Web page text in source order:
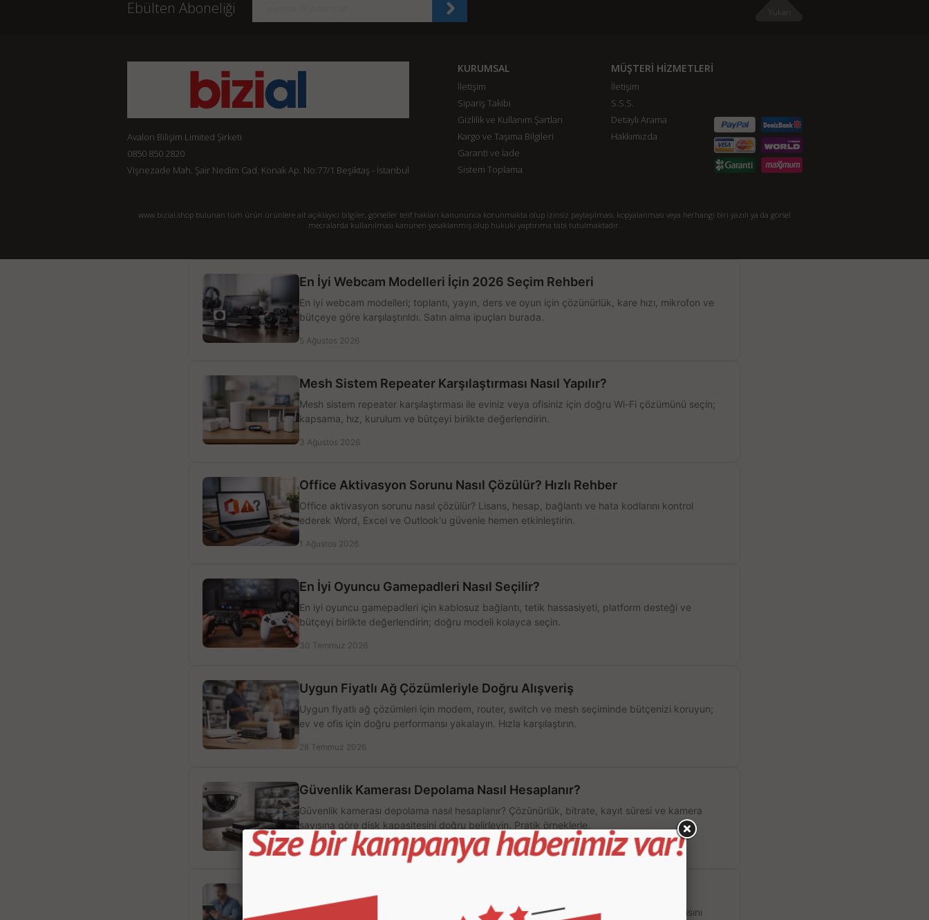
Ebülten Aboneliği
Avalon Bilişim Limited Şirketi
0850 850 2820
Vişnezade Mah. Şair Nedim Cad. Konak Ap. No:77/1 Beşiktaş - İstanbul
KURUMSAL
İletişim
Sipariş Takibi
Gizlilik ve Kullanım Şartları
Kargo ve Taşıma Bilgileri
Garanti ve İade
Sistem Toplama
MÜŞTERİ HİZMETLERİ
İletişim
S.S.S.
Detaylı Arama
Hakkımızda
www.bizial.shop bulunan tüm ürün ürünlere ait açıklayıcı bilgiler, görseller telif hakları kanununca korunmakta olup izinsiz paylaşılması, kopyalanması veya herhangi biri yazılı ya da görsel
mecralarda kullanılması kanunen yasaklanmış olup hukuki yaptırıma tabi tutulmaktadır.
En İyi Webcam Modelleri İçin 2026 Seçim Rehberi
En iyi webcam modelleri; toplantı, yayın, ders ve oyun için çözünürlük, kare hızı, mikrofon ve
bütçeye göre karşılaştırıldı. Satın alma ipuçları burada.
5 Ağustos 2026
Mesh Sistem Repeater Karşılaştırması Nasıl Yapılır?
Mesh sistem repeater karşılaştırması ile eviniz veya ofisiniz için doğru Wi-Fi çözümünü seçin;
kapsama, hız, kurulum ve bütçeyi birlikte değerlendirin.
3 Ağustos 2026
Office Aktivasyon Sorunu Nasıl Çözülür? Hızlı Rehber
Office aktivasyon sorunu nasıl çözülür? Lisans, hesap, bağlantı ve hata kodlarını kontrol
ederek Word, Excel ve Outlook'u güvenle hemen etkinleştirin.
1 Ağustos 2026
En İyi Oyuncu Gamepadleri Nasıl Seçilir?
En iyi oyuncu gamepadleri için kablosuz bağlantı, tetik hassasiyeti, platform desteği ve
bütçeyi birlikte değerlendirin; doğru modeli kolayca seçin.
30 Temmuz 2026
Uygun Fiyatlı Ağ Çözümleriyle Doğru Alışveriş
Uygun fiyatlı ağ çözümleri için modem, router, switch ve mesh seçiminde bütçenizi koruyun;
ev ve ofis için doğru performansı yakalayın. Hızla karşılaştırın.
28 Temmuz 2026
Güvenlik Kamerası Depolama Nasıl Hesaplanır?
Güvenlik kamerası depolama nasıl hesaplanır? Çözünürlük, bitrate, kayıt süresi ve kamera
sayısına göre disk kapasitesini doğru belirleyin. Pratik örneklerle.
26 Temmuz 2026
Kablosuz ağ hızlandırma teknikleri ile evde, ofiste ve oyun sistemlerinde Wi-Fi bağlantısını